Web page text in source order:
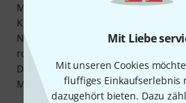
Mit Liebe
Mit unseren Cookies
fluffiges Einkaufserlebnis
dazugehört bieten. Dazu
Meine absoluten Topp-Favoriten im
Knackiger Attack, kurz und trocken.
Nachklingen, satter und
rocken!
Die Verarbeitung ist excellent, die
Meine unbedingte Empfehlung.